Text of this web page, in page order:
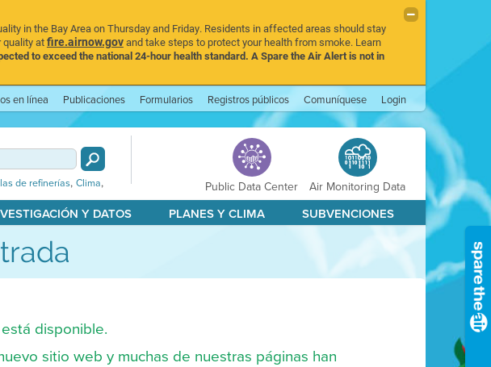
in the Bay Area on Thursday and Friday. Residents in affected areas should stay
quality atfire.airnow.govand take steps to protect your health from smoke. Learn
to exceed the national 24-hour health standard. A Spare the Air Alert is not in
en línea Publicaciones Formularios Registros públicos Comuníquese Login
de refinerías, Clima, Public Data Center Air Monitoring Data
Y DATOS PLANES Y CLIMA SUBVENCIONES
disponible.
sitio web y muchas de nuestras páginas han